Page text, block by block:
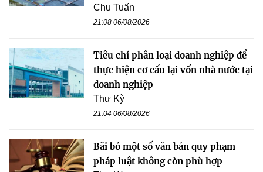
Chu Tuấn
21:08 06/08/2026
Tiêu chí phân loại doanh nghiệp để
thực hiện cơ cấu lại vốn nhà nước tại
doanh nghiệp
Thư Kỳ
21:04 06/08/2026
Bãi bỏ một số văn bản quy phạm
pháp luật không còn phù hợp